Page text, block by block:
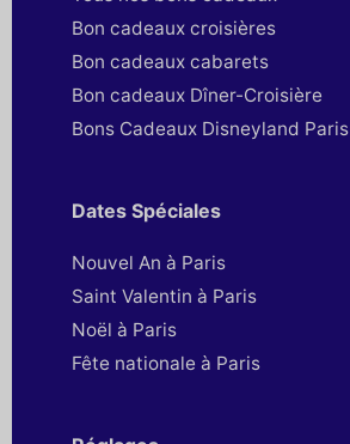
Bon cadeaux croisières
Bon cadeaux cabarets
Bon cadeaux Dîner-Croisière
Bons Cadeaux Disneyland Paris
Dates Spéciales
Nouvel An à Paris
Saint Valentin à Paris
Noël à Paris
Fête nationale à Paris